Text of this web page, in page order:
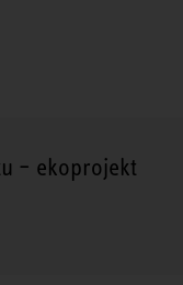
– ekoprojekt